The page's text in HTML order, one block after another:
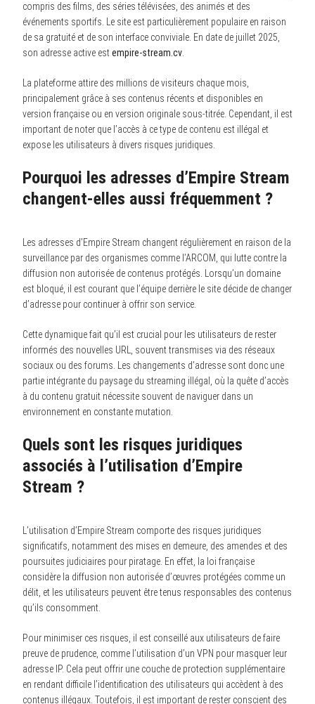
compris des films, des séries télévisées, des animés et des
événements sportifs. Le site est particulièrement populaire en raison
de sa gratuité et de son interface conviviale. En date de juillet 2025,
son adresse active estempire-stream.cv
La plateforme attire des millions de visiteurs chaque mois,
principalement grâce à ses contenus récents et disponibles en
version française ou en version originale sous-titrée. Cependant, il est
important de noter que l’accès à ce type de contenu est illégal et
expose les utilisateurs à divers risques juridiques.
Pourquoi les adresses d’Empire Stream
changent-elles aussi fréquemment ?
Les adresses d’Empire Stream changent régulièrement en raison de la
surveillance par des organismes comme l’ARCOM, qui lutte contre la
diffusion non autorisée de contenus protégés. Lorsqu’un domaine
est bloqué, il est courant que l’équipe derrière le site décide de changer
d’adresse pour continuer à offrir son service.
Cette dynamique fait qu’il est crucial pour les utilisateurs de rester
informés des nouvelles URL, souvent transmises via des réseaux
sociaux ou des forums. Les changements d’adresse sont donc une
partie intégrante du paysage du streaming illégal, où la quête d’accès
à du contenu gratuit nécessite souvent de naviguer dans un
environnement en constante mutation.
Quels sont les risques juridiques
associés à l’utilisation d’Empire
Stream ?
L’utilisation d’Empire Stream comporte des risques juridiques
significatifs, notamment des mises en demeure, des amendes et des
poursuites judiciaires pour piratage. En effet, la loi française
considère la diffusion non autorisée d’œuvres protégées comme un
délit, et les utilisateurs peuvent être tenus responsables des contenus
qu’ils consomment.
Pour minimiser ces risques, il est conseillé aux utilisateurs de faire
preuve de prudence, comme l’utilisation d’un VPN pour masquer leur
adresse IP. Cela peut offrir une couche de protection supplémentaire
en rendant difficile l’identification des utilisateurs qui accèdent à des
contenus illégaux. Toutefois, il est important de rester conscient des